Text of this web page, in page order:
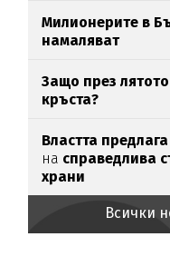
Милионерите в
намаляват
Защо през
кръста?
Властта предлага
на справедлива
храни
Всички